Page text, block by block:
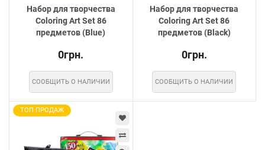
Набор для творчества
Coloring Art Set 86
предметов (Blue)
0грн.
СООБЩИТЬ О НАЛИЧИИ
Набор для творчества
Coloring Art Set 86
предметов (Black)
0грн.
СООБЩИТЬ О НАЛИЧИИ
ТОП ПРОДАЖ